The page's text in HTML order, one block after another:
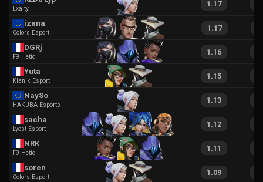
Exalty
1.17
izana
Colors Esport
1.17
DGRj
F9 Hetic
1.16
Yuta
Klanik Esport
1.15
NaySo
HAKUBA Esports
1.13
sacha
Lyost Esport
1.12
NRK
F9 Hetic
1.11
soren
Colors Esport
1.09